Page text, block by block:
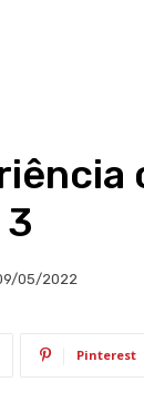
05/2022
Pinterest